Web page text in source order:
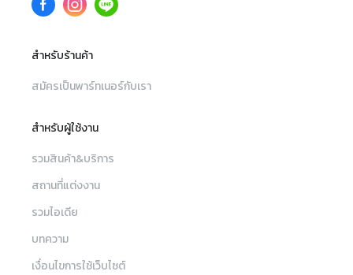
สำหรับร้านค้า
สมัครเป็นพาร์ทเนอร์กับเรา
สำหรับผู้ใช้งาน
รวมสินค้า&บริการ
สถานที่แต่งงาน
รวมไอเดีย
บทความ
เงื่อนไขการใช้เว็บไซต์